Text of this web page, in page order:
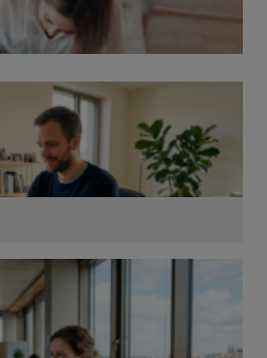
dovolené
pojišťovny – jak na ně